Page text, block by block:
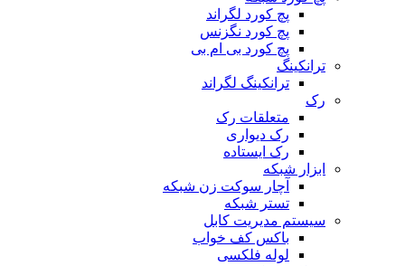
پچ کورد لگراند
پچ کورد نگزنس
پچ کورد بی ام بی
ترانکینگ
ترانکینگ لگراند
رک
متعلقات رک
رک دیواری
رک ایستاده
ابزار شبکه
آچار سوکت زن شبکه
تستر شبکه
سیستم مدیریت کابل
باکس کف خواب
لوله فلکسی